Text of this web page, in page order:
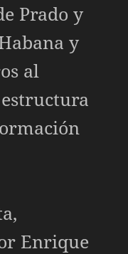
Prado y
y
al
Enrique